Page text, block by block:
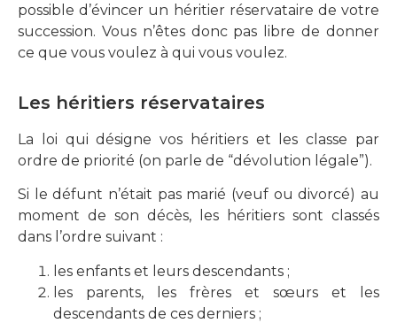
possible d’évincer un héritier réservataire de votre
succession. Vous n’êtes donc pas libre de donner
ce que vous voulez à qui vous voulez.
Les héritiers réservataires
La loi qui désigne vos héritiers et les classe par
ordre de priorité (on parle de “dévolution légale”).
Si le défunt n’était pas marié (veuf ou divorcé) au
moment de son décès, les héritiers sont classés
dans l’ordre suivant :
les enfants et leurs descendants ;
les parents, les frères et sœurs et les
descendants de ces derniers ;